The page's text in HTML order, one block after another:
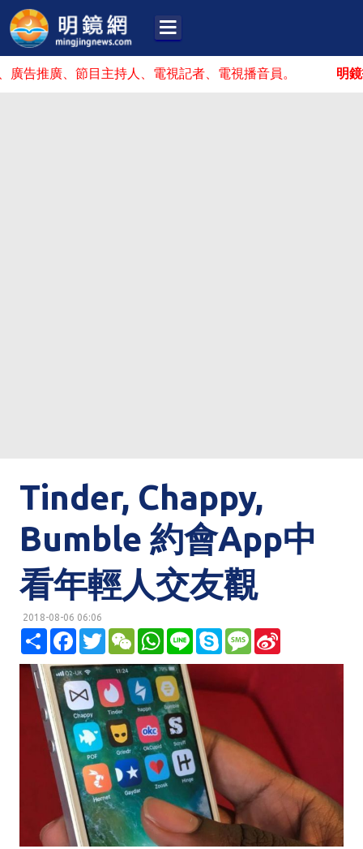
、節目主持人、電視記者、電視播音員。 明鏡招人啦
Tinder, Chappy,
Bumble 約會App中
看年輕人交友觀
2018-08-06 06:06
分
享
F
a
c
e
b
o
o
k
T
w
i
t
e
r
W
C
h
a
t
W
h
a
t
s
A
p
p
L
n
S
y
e
M
e
s
a
g
e
n
o